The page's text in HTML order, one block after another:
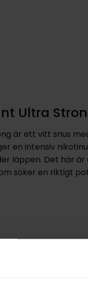
Ultra
är ett vitt snus
en intensiv
läppen. Det här
söker en riktigt